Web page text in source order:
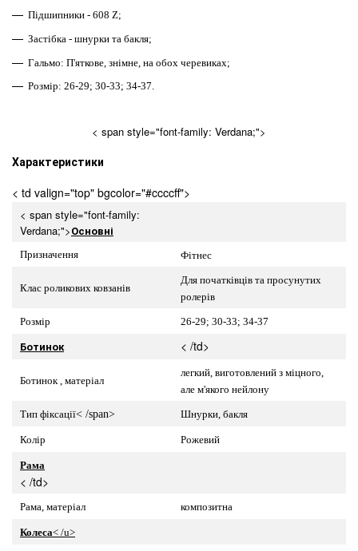
Підшипники - 608 Z;
Застібка - шнурки та бакля;
Гальмо: П'яткове, знімне, на обох черевиках;
Розмір: 26-29; 30-33; 34-37.
< span style="font-family: Verdana;">
Характеристики
< td valign="top" bgcolor="#ccccff">
< span style="font-family:
Verdana;">Основні
Призначення Фітнес
Клас роликових ковзанів
Для початківців та просунутих
ролерів
Розмір 26-29; 30-33; 34-37
Ботинок < /td>
Ботинок , матеріал
легкий, виготовлений з міцного,
але м'якого нейлону
Тип фіксації< /span> Шнурки, бакля
Колір Рожевий
Рама
< /td>
Рама, матеріал композитна
Колеса< /u>